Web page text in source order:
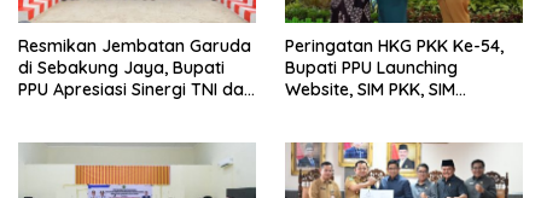
Resmikan Jembatan Garuda
di Sebakung Jaya, Bupati
PPU Apresiasi Sinergi TNI dan
Peringatan HKG PKK Ke-54,
Bupati PPU Launching
Website, SIM PKK, SIM